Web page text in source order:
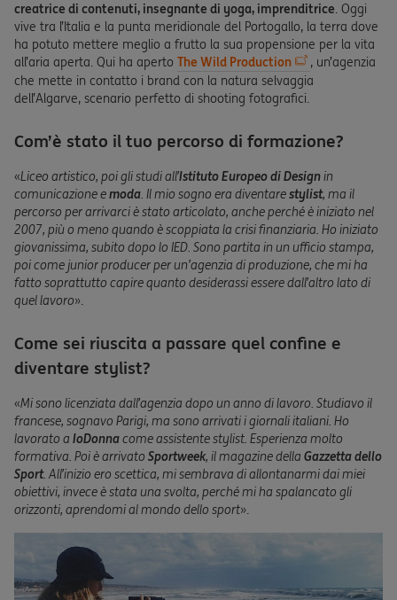
creatrice di contenuti, insegnante di yoga, imprenditrice. Oggi
vive tra l’Italia e la punta meridionale del Portogallo, la terra dove
ha potuto mettere meglio a frutto la sua propensione per la vita
all’aria aperta. Qui ha aperto The Wild Production
, un’agenzia
che mette in contatto i brand con la natura selvaggia
dell’Algarve, scenario perfetto di shooting fotografici.
Com’è stato il tuo percorso di formazione?
«Liceo artistico, poi gli studi all’Istituto Europeo di Designin
comunicazione emoda. Il mio sogno era diventarestylist, ma il
percorso per arrivarci è stato articolato, anche perché è iniziato nel
2007, più o meno quando è scoppiata la crisi finanziaria. Ho iniziato
giovanissima, subito dopo lo IED. Sono partita in un ufficio stampa,
poi come junior producer per un’agenzia di produzione, che mi ha
fatto soprattutto capire quanto desiderassi essere dall’altro lato di
quel lavoro».
Come sei riuscita a passare quel confine e
diventare stylist?
«Mi sono licenziata dall’agenzia dopo un anno di lavoro. Studiavo il
francese, sognavo Parigi, ma sono arrivati i giornali italiani. Ho
lavorato a IoDonnacome assistente stylist. Esperienza molto
formativa. Poi è arrivato Sportweek, il magazine della Gazzetta dello
Sport. All’inizio ero scettica, mi sembrava di allontanarmi dai miei
obiettivi, invece è stata una svolta, perché mi ha spalancato gli
orizzonti, aprendomi al mondo dello sport».